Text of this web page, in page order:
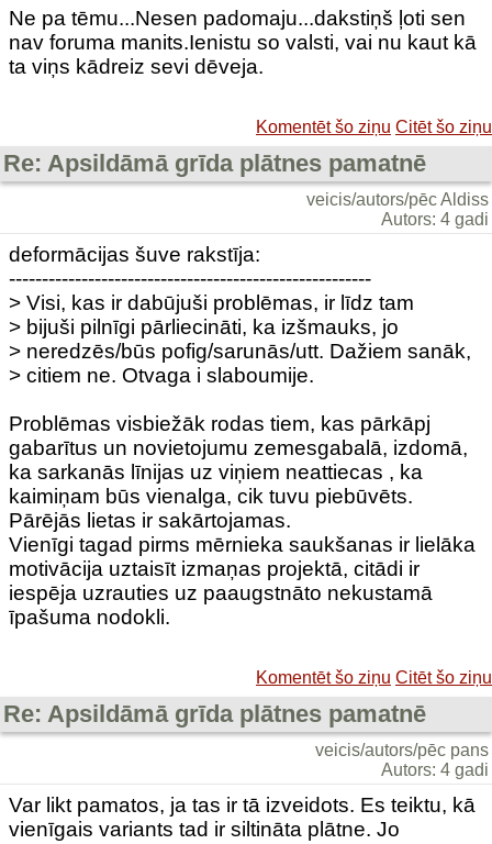
Ne pa tēmu...Nesen padomaju...dakstiņš ļoti sen
nav foruma manits.Ienistu so valsti, vai nu kaut kā
ta viņs kādreiz sevi dēveja.
Komentēt šo ziņu Citēt šo ziņu
Re: Apsildāmā grīda plātnes pamatnē
veicis/autors/pēc Aldiss
Autors: 4 gadi
deformācijas šuve rakstīja:
-------------------------------------------------------
> Visi, kas ir dabūjuši problēmas, ir līdz tam
> bijuši pilnīgi pārliecināti, ka izšmauks, jo
> neredzēs/būs pofig/sarunās/utt. Dažiem sanāk,
> citiem ne. Otvaga i slaboumije.
Problēmas visbiežāk rodas tiem, kas pārkāpj
gabarītus un novietojumu zemesgabalā, izdomā,
ka sarkanās līnijas uz viņiem neattiecas , ka
kaimiņam būs vienalga, cik tuvu piebūvēts.
Pārējās lietas ir sakārtojamas.
Vienīgi tagad pirms mērnieka saukšanas ir lielāka
motivācija uztaisīt izmaņas projektā, citādi ir
iespēja uzrauties uz paaugstnāto nekustamā
īpašuma nodokli.
Komentēt šo ziņu Citēt šo ziņu
Re: Apsildāmā grīda plātnes pamatnē
veicis/autors/pēc pans
Autors: 4 gadi
Var likt pamatos, ja tas ir tā izveidots. Es teiktu, kā
vienīgais variants tad ir siltināta plātne. Jo